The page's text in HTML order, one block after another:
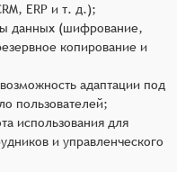
ERP и т. д.);
данных (шифрование,
копирование и
адаптации под
пользователей;
использования для
и управленческого